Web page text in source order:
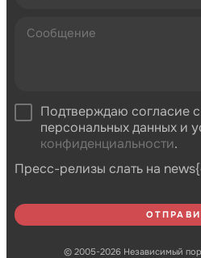
Подтверждаю согласие
персональных данных и
конфиденциальности.
Пресс-релизы слать на
© 2005-2026 Независимый